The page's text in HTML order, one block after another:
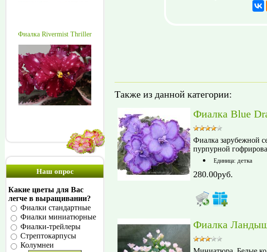
Фиалка Rivermist Thriller
Наш опрос
Какие цветы для Вас
легче в выращивании?
Фиалки стандартные
Фиалки миниатюрные
Фиалки-трейлеры
Стрептокарпусы
Колумнеи
Также из данной категории:
Фиалка Blue
Фиалка зарубежной
пурпурной
Единица: детка
280.00руб.
Фиалка